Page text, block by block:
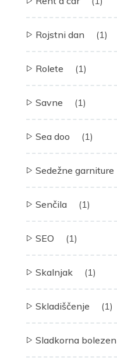
Rojstni dan (1)
Rolete (1)
Savne (1)
Sea doo (1)
Sedežne garniture
Senčila (1)
SEO (1)
Skalnjak (1)
Skladiščenje (1)
Sladkorna bolezen